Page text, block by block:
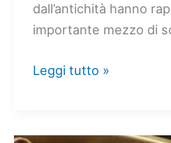
dall’antichità hanno
importante mezzo di
Fave:
Leggi tutto »